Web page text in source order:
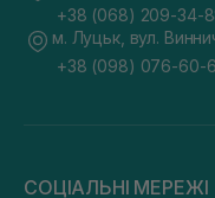
+38 (068) 209-34-
м. Луцьк, вул.
+38 (098) 076-60-
СОЦІАЛЬНІ МЕРЕЖІ